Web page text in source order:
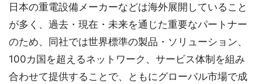
日本の重電設備メーカーなどは海外展開していること
が多く、過去・現在・未来を通じた重要なパートナー
のため、同社では世界標準の製品・ソリューション、
100カ国を超えるネットワーク、サービス体制を組み
合わせて提供することで、ともにグローバル市場で成